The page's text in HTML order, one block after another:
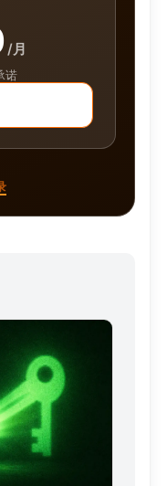
/月
诺